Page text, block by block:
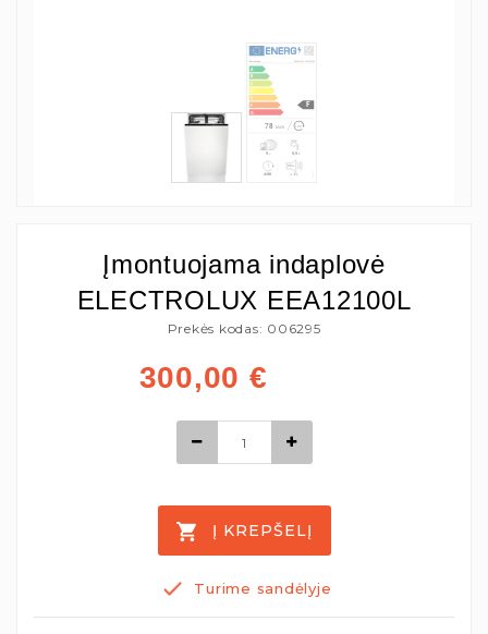
Įmontuojama indaplovė
ELECTROLUX EEA12100L
Prekės kodas: 006295
300,00 €
Į KREPŠELĮ
Turime sandėlyje